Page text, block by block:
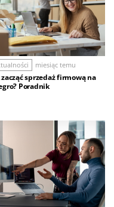
miesiąc temu
zacząć sprzedaż firmową na
Poradnik